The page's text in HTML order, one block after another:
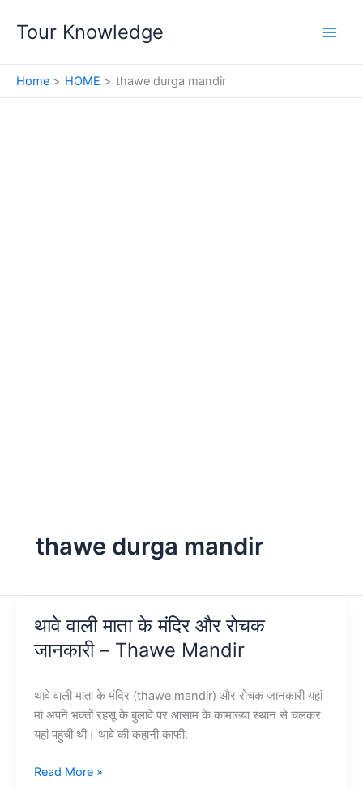
Tour Knowledge
Home HOME thawe durga mandir
thawe durga mandir
थावे वाली माता के मंदिर और रोचक
जानकारी – Thawe Mandir
थावे वाली माता के मंदिर (thawe mandir) और रोचक जानकारी यहां
मां अपने भक्तों रहसू के बुलावे पर आसाम के कामाख्या स्थान से चलकर
यहां पहुंची थी। थावे की कहानी काफी.
थावे
Read More »